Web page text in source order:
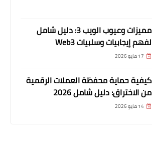
مميزات وعيوب الويب 3: دليل شامل
لفهم إيجابيات وسلبيات Web3
17 مايو 2026
كيفية حماية محفظة العملات الرقمية
من الاختراق: دليل شامل 2026
14 مايو 2026